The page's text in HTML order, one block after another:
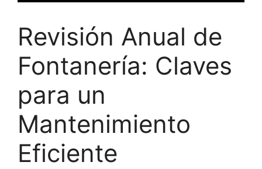
Revisión Anual de
Fontanería: Claves
para un
Mantenimiento
Eficiente